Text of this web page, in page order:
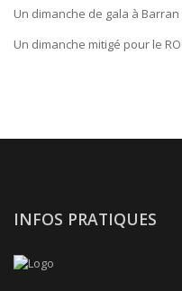
Un dimanche de gala à Barran
Un dimanche mitigé pour le
INFOS PRATIQUES